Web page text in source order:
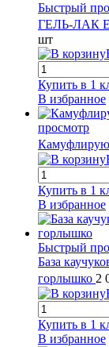
Быстрый
ГЕЛЬ-ЛАК
шт
Купить в 1
В избранное
просмотр
Купить в 1
В избранное
Быстрый
База
горлышко 2
Купить в 1
В избранное